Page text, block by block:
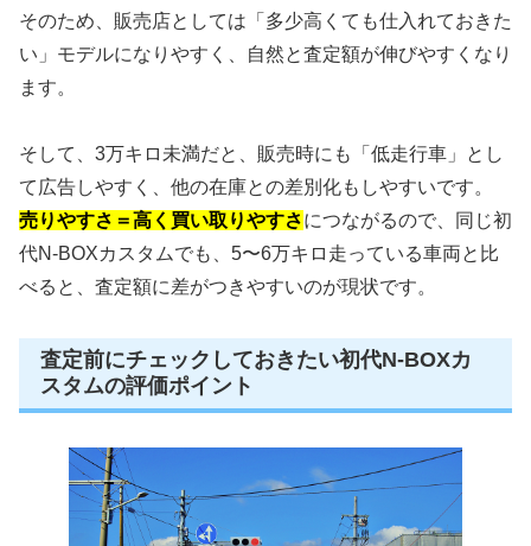
そのため、販売店としては「多少高くても仕入れておきた
い」モデルになりやすく、自然と査定額が伸びやすくなり
ます。
そして、3万キロ未満だと、販売時にも「低走行車」とし
て広告しやすく、他の在庫との差別化もしやすいです。
売りやすさ＝高く買い取りやすさにつながるので、同じ初
代N-BOXカスタムでも、5〜6万キロ走っている車両と比
べると、査定額に差がつきやすいのが現状です。
査定前にチェックしておきたい初代N-BOXカ
スタムの評価ポイント